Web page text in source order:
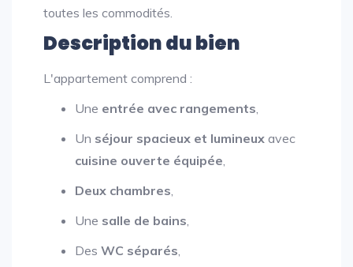
toutes les commodités.
Description du bien
L'appartement comprend :
Une entrée avec rangements,
Un séjour spacieux et lumineux avec
cuisine ouverte équipée,
Deux chambres,
Une salle de bains,
Des WC séparés,